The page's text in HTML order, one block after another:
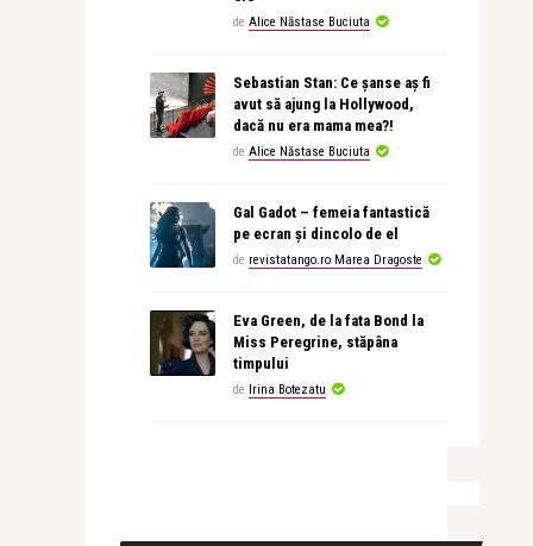
de Alice Năstase Buciuta
Sebastian Stan: Ce șanse aș fi
avut să ajung la Hollywood,
dacă nu era mama mea?!
de Alice Năstase Buciuta
Gal Gadot – femeia fantastică
pe ecran și dincolo de el
de revistatango.ro Marea Dragoste
Eva Green, de la fata Bond la
Miss Peregrine, stăpâna
timpului
de Irina Botezatu